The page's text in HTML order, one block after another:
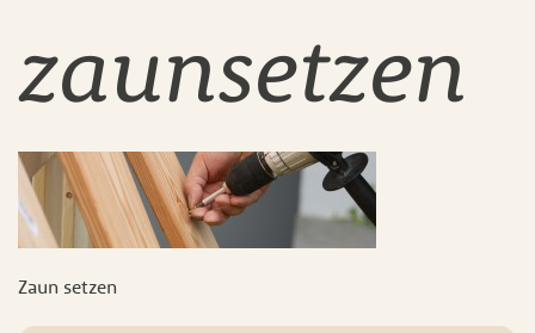
Service
Über uns
Blog
zaunsetzen
Zaun setzen